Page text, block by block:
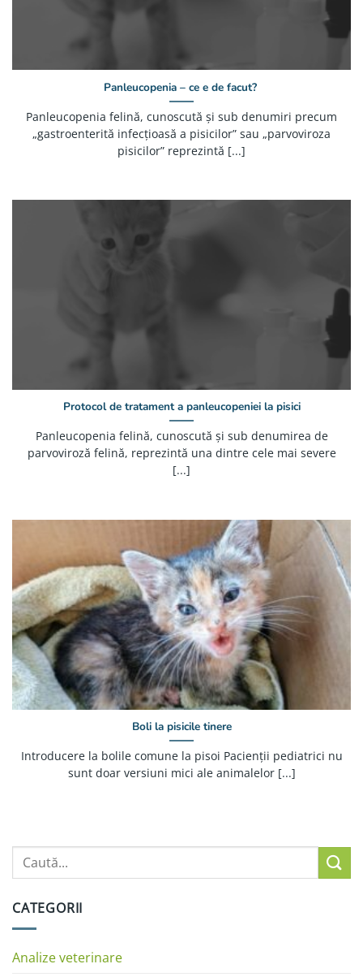
CATEGORII
Analize veterinare
Panleucopenia – ce e de facut?
Panleucopenia felină, cunoscută și sub denumiri precum
„gastroenterită infecțioasă a pisicilor” sau „parvoviroza
pisicilor” reprezintă [...]
Protocol de tratament a panleucopeniei la pisici
Panleucopenia felină, cunoscută și sub denumirea de
parvoviroză felină, reprezintă una dintre cele mai severe
[...]
Boli la pisicile tinere
Introducere la bolile comune la pisoi Pacienții pediatrici nu
sunt doar versiuni mici ale animalelor [...]